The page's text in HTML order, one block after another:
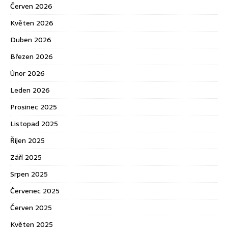
Červen 2026
Květen 2026
Duben 2026
Březen 2026
Únor 2026
Leden 2026
Prosinec 2025
Listopad 2025
Říjen 2025
Září 2025
Srpen 2025
Červenec 2025
Červen 2025
Květen 2025